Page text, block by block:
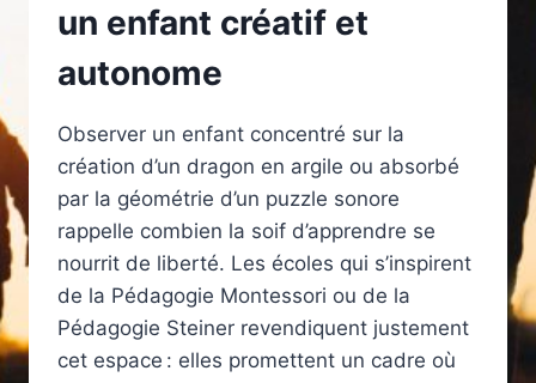
un enfant créatif et
autonome
Observer un enfant concentré sur la
création d’un dragon en argile ou absorbé
par la géométrie d’un puzzle sonore
rappelle combien la soif d’apprendre se
nourrit de liberté. Les écoles qui s’inspirent
de la Pédagogie Montessori ou de la
Pédagogie Steiner revendiquent justement
cet espace : elles promettent un cadre où